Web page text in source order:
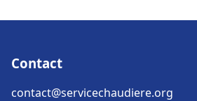
Contact
contact@servicechaudiere.org